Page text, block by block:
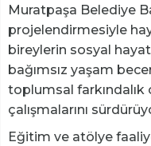
Muratpaşa Belediye
projelendirmesiyle
bireylerin sosyal
bağımsız yaşam
toplumsal farkındalık
çalışmalarını
Eğitim ve atölye